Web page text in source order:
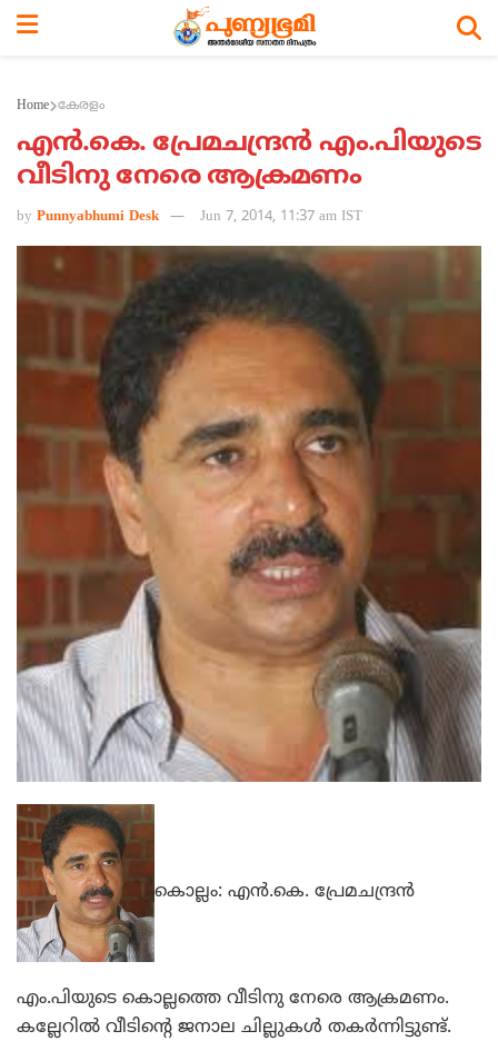
Home കേരളം
എന്‍.കെ. പ്രേമചന്ദ്രന്‍ എം.പിയുടെ
വീടിനു നേരെ ആക്രമ​ണം
by Punnyabhumi Desk Jun 7, 2014, 11:37 am IST
കൊല്ലം: എന്‍.കെ. പ്രേമചന്ദ്രന്‍
എം.പിയുടെ കൊല്ലത്തെ വീടിനു നേരെ ആക്രമ​​ണം.
കല്ലേറില്‍ വീടിന്റെ ജനാല ചില്ലുകള്‍ തകര്‍ന്നിട്ടുണ്ട്.